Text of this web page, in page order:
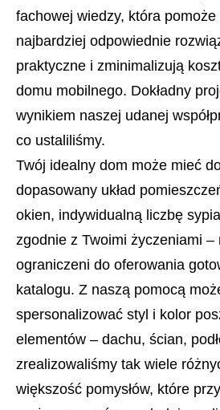
fachowej wiedzy, która
najbardziej odpowiednie
praktyczne i zminimalizują
domu mobilnego. Dokładny
wynikiem naszej udanej
co ustaliliśmy.
Twój idealny dom może mieć
dopasowany układ
okien, indywidualną liczbę
zgodnie z Twoimi życzeniami –
ograniczeni do oferowania
katalogu. Z naszą pomocą
spersonalizować styl i kolor
elementów – dachu, ścian,
zrealizowaliśmy tak wiele
większość pomysłów, które